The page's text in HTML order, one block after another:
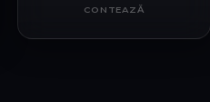
CONTEAZĂ